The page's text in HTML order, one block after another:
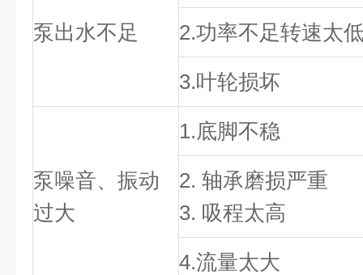
泵出水不足 2.功率不足转速太
3.叶轮损坏
泵噪音、振动
过大
1.底脚不稳
2. 轴承磨损严重
3. 吸程太高
4.流量太大